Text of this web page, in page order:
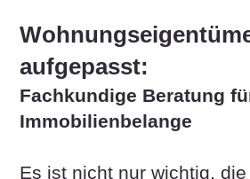
aufgepasst:
Fachkundige Beratung
Immobilienbelange
Es ist nicht nur wichtig, die